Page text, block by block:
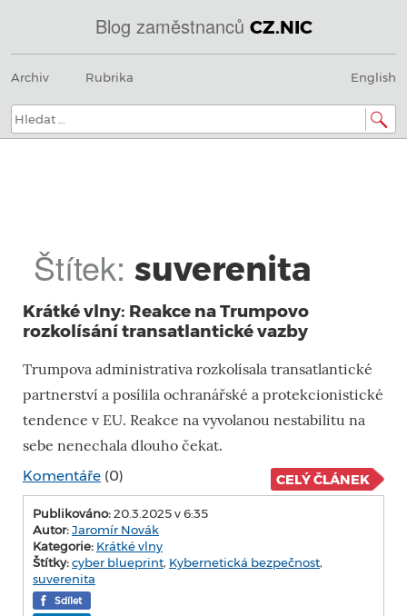
Blog zaměstnanců CZ.NIC
@
IN
SOA
nic.cz.
Menu
na
Archiv Rubrika English
Hledat:
Štítek: suverenita
Krátké vlny: Reakce na Trumpovo
rozkolísání transatlantické vazby
Trumpova administrativa rozkolísala transatlantické
partnerství a posílila ochranářské a protekcionistické
tendence v EU. Reakce na vyvolanou nestabilitu na
sebe nenechala dlouho čekat.
Komentáře (0) CELÝ ČLÁNEK
Publikováno:20.3.2025 v 6:35
Autor:Jaromír Novák
Kategorie: Krátké vlny
Štítky:cyber blueprint, Kybernetická bezpečnost,
suverenita
Sdílet